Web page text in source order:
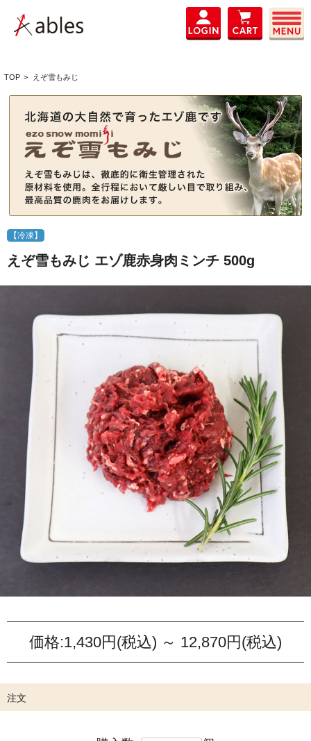
TOP > えぞ雪もみじ
【冷凍】
えぞ雪もみじ エゾ鹿赤身肉ミンチ 500g
価格:1,430円 (税込) ～ 12,870円 (税込)
注文